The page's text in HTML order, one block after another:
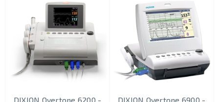
DIXION Overtone 6200 - DIXION Overtone 6900 -